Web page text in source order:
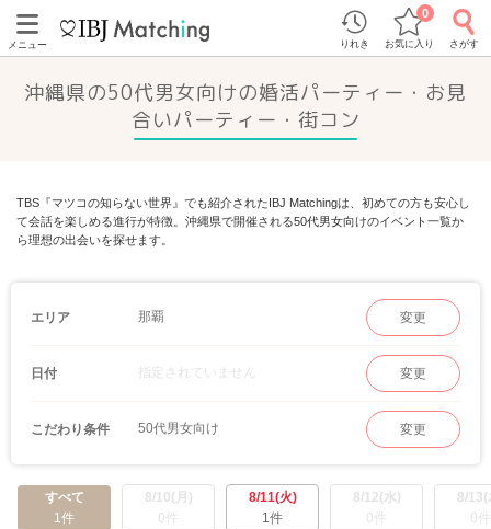
メニュー りれき お気に入り
0
さがす
沖縄県の50代男女向けの婚活パーティー・お見
合いパーティー・街コン
TBS『マツコの知らない世界』でも紹介されたIBJ Matchingは、初めての方も安心し
て会話を楽しめる進行が特徴。沖縄県で開催される50代男女向けのイベント一覧か
ら理想の出会いを探せます。
エリア 那覇 変更
日付 指定されていません 変更
こだわり条件 50代男女向け 変更
すべて
1件
8/10(月)
0件
8/11(火)
1件
8/12(水)
0件
8/13(
0件